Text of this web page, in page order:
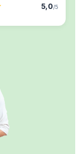
5,0/5